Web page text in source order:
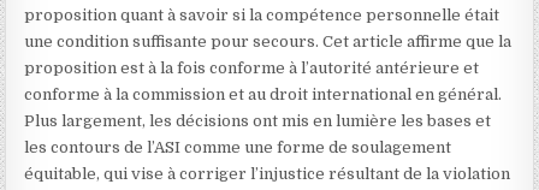
proposition quant à savoir si la compétence personnelle était
une condition suffisante pour secours. Cet article affirme que la
proposition est à la fois conforme à l’autorité antérieure et
conforme à la commission et au droit international en général.
Plus largement, les décisions ont mis en lumière les bases et
les contours de l’ASI comme une forme de soulagement
équitable, qui vise à corriger l’injustice résultant de la violation